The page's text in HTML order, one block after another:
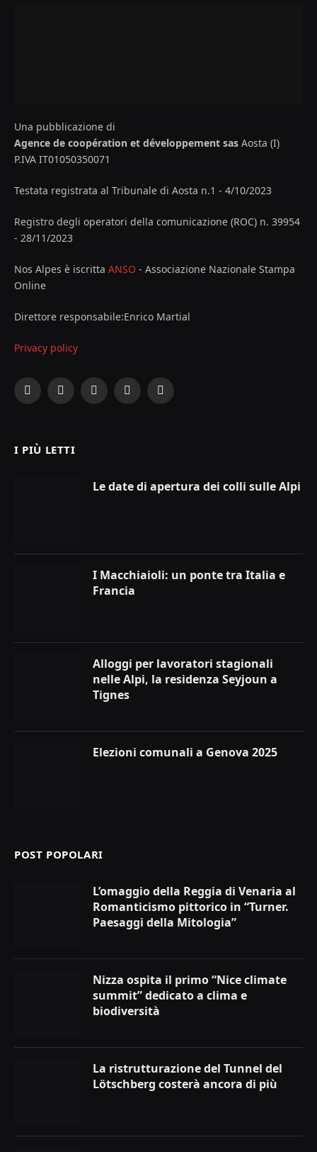
Una pubblicazione di
Agence de coopération et développement sas Aosta (I)
P.IVA IT01050350071
Testata registrata al Tribunale di Aosta n.1 - 4/10/2023
Registro degli operatori della comunicazione (ROC) n. 39954
- 28/11/2023
Nos Alpes è iscritta ANSO - Associazione Nazionale Stampa
Online
Direttore responsabile:Enrico Martial
Privacy policy
Facebook
X
InstagramYouTubeLinkedIn
I PIÙ LETTI
Le date di apertura dei colli sulle Alpi
I Macchiaioli: un ponte tra Italia e
Francia
Alloggi per lavoratori stagionali
nelle Alpi, la residenza Seyjoun a
Tignes
Elezioni comunali a Genova 2025
POST POPOLARI
L’omaggio della Reggia di Venaria al
Romanticismo pittorico in “Turner.
Paesaggi della Mitologia”
Nizza ospita il primo “Nice climate
summit” dedicato a clima e
biodiversità
La ristrutturazione del Tunnel del
Lötschberg costerà ancora di più